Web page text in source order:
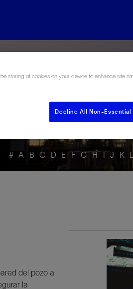
en
# A B C D E F G H I J K L
del pozo a
la
storing of cookies on your device to enhance site
Decline All Non-Essential